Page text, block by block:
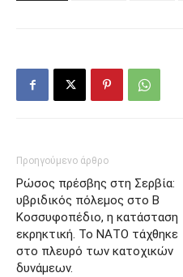
Προηγούμενο άρθρο
Ρώσος πρέσβης στη Σερβία:
υβριδικός πόλεμος στο Β
Κοσσυφοπέδιο, η κατάσταση
εκρηκτική. Το ΝΑΤΟ τάχθηκε
στο πλευρό των κατοχικών
δυνάμεων.